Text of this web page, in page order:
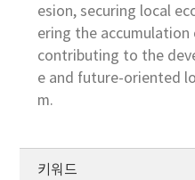
esion, securing local
ering the
contributing to the
e and future-oriented
m.
키워드